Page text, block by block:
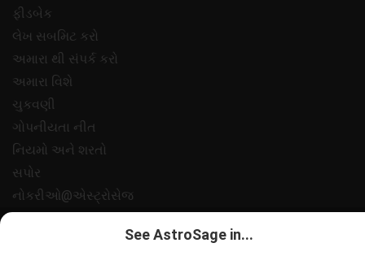
ફીડબેક
લેખ સબમિટ કરો
અમારા થી સંપર્ક કરો
અમારા વિશે
ચુકવણી
ગોપનીયતા નીત
નિયમો અને શરતો
સપોર
નોકરીઓ@એસ્ટ્રોસેજ
All copyrights reserved 2025
AstroSage.com
See AstroSage in...